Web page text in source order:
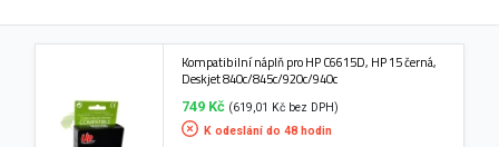
Kompatibilní náplň pro HP C6615D, HP 15 černá,
Deskjet 840c/845c/920c/940c
749 Kč (619,01 Kč bez DPH)
K odeslání do 48 hodin